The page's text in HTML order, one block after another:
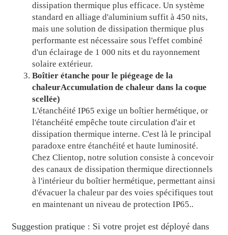
dissipation thermique plus efficace. Un système
standard en alliage d'aluminium suffit à 450 nits,
mais une solution de dissipation thermique plus
performante est nécessaire sous l'effet combiné
d'un éclairage de 1 000 nits et du rayonnement
solaire extérieur.
Boîtier étanche pour le piégeage de la
chaleurAccumulation de chaleur dans la coque
scellée)
L'étanchéité IP65 exige un boîtier hermétique, or
l'étanchéité empêche toute circulation d'air et
dissipation thermique interne. C'est là le principal
paradoxe entre étanchéité et haute luminosité.
Chez Clientop, notre solution consiste à concevoir
des canaux de dissipation thermique directionnels
à l'intérieur du boîtier hermétique, permettant ainsi
d'évacuer la chaleur par des voies spécifiques tout
en maintenant un niveau de protection IP65..
Suggestion pratique : Si votre projet est déployé dans